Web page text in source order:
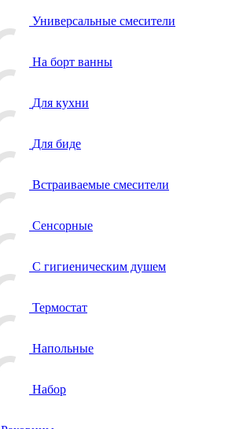
Универсальные смесители
На борт ванны
Для кухни
Для биде
Встраиваемые смесители
Сенсорные
С гигиеническим душем
Термостат
Напольные
Набор